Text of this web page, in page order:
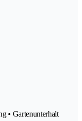
• Gartenunterhalt